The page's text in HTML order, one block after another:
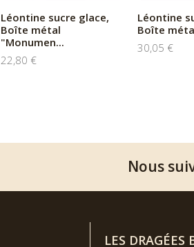
Léontine sucre glace,
Boîte métal
"Monumen...
22,80 €
Léontine
Boîte
30,05 €
Nous
LES DRAGÉES